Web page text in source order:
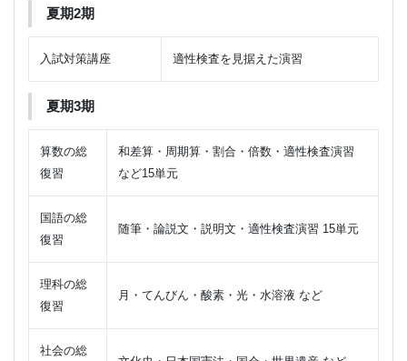
夏期2期
入試対策講座 適性検査を見据えた演習
夏期3期
算数の総
復習
和差算・周期算・割合・倍数・適性検査演習
など15単元
国語の総
復習
随筆・論説文・説明文・適性検査演習 15単元
理科の総
復習
月・てんびん・酸素・光・水溶液 など
社会の総